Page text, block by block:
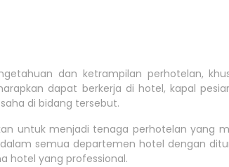
dan ketrampilan perhotelan,
dapat berkerja di hotel, kapal
di bidang tersebut.
untuk menjadi tenaga perhotelan yang
semua departemen hotel dengan
hotel yang professional.